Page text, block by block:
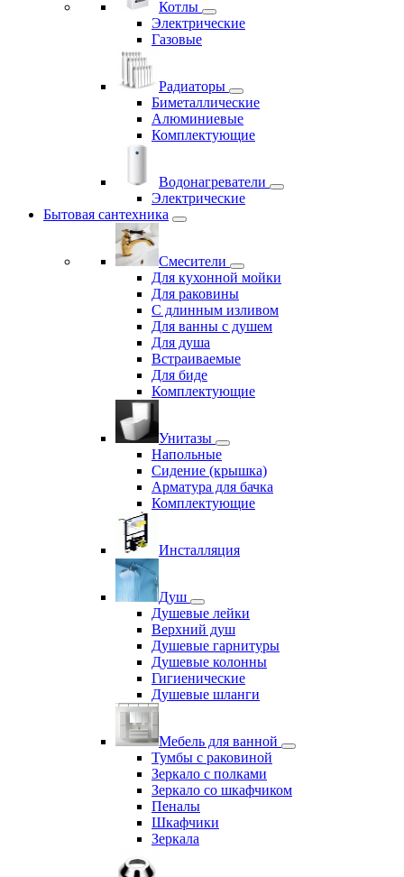
Котлы
Электрические
Газовые
Радиаторы
Биметаллические
Алюминиевые
Комплектующие
Водонагреватели
Электрические
Бытовая сантехника
Смесители
Для кухонной мойки
Для раковины
С длинным изливом
Для ванны с душем
Для душа
Встраиваемые
Для биде
Комплектующие
Унитазы
Напольные
Сидение (крышка)
Арматура для бачка
Комплектующие
Инсталляция
Душ
Душевые лейки
Верхний душ
Душевые гарнитуры
Душевые колонны
Гигиенические
Душевые шланги
Мебель для ванной
Тумбы с раковиной
Зеркало с полками
Зеркало со шкафчиком
Пеналы
Шкафчики
Зеркала